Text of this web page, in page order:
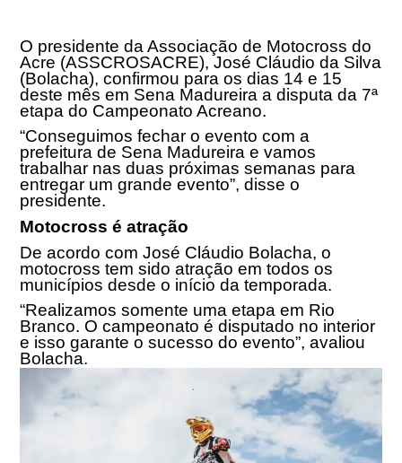
O presidente da Associação de Motocross do
Acre (ASSCROSACRE), José Cláudio da Silva
(Bolacha), confirmou para os dias 14 e 15
deste mês em Sena Madureira a disputa da 7ª
etapa do Campeonato Acreano.
“Conseguimos fechar o evento com a
prefeitura de Sena Madureira e vamos
trabalhar nas duas próximas semanas para
entregar um grande evento”, disse o
presidente.
Motocross é atração
De acordo com José Cláudio Bolacha, o
motocross tem sido atração em todos os
municípios desde o início da temporada.
“Realizamos somente uma etapa em Rio
Branco. O campeonato é disputado no interior
e isso garante o sucesso do evento”, avaliou
Bolacha.